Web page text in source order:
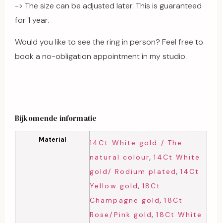
-> The size can be adjusted later. This is guaranteed
for 1 year.
Would you like to see the ring in person? Feel free to
book a no-obligation appointment in my studio.
Bijkomende informatie
Material
14Ct White gold / The
natural colour,14Ct White
gold/ Rodium plated, 14Ct
Yellow gold,18Ct
Champagne gold,18Ct
Rose/Pink gold,18Ct White